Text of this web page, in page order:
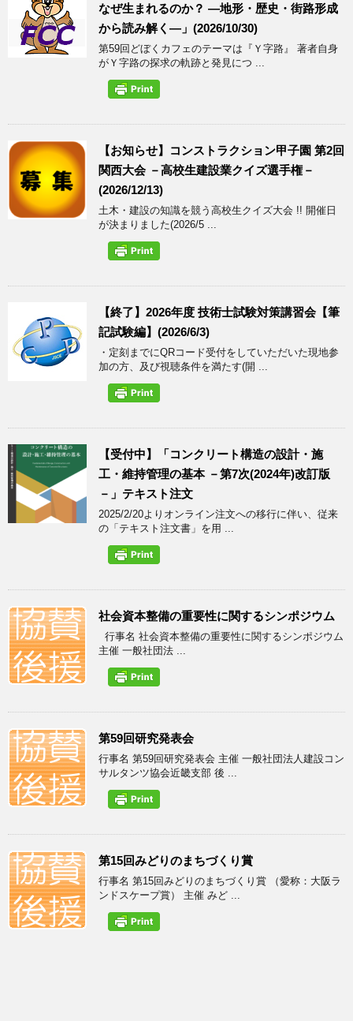
なぜ生まれるのか？ ―地形・歴史・街路形成
から読み解く―」(2026/10/30)
第59回どぼくカフェのテーマは『Ｙ字路』 著者自身
がＹ字路の探求の軌跡と発見につ ...
【お知らせ】コンストラクション甲子園 第2回
関西大会 －高校生建設業クイズ選手権－
(2026/12/13)
土木・建設の知識を競う高校生クイズ大会 !! 開催日
が決まりました(2026/5 ...
【終了】2026年度 技術士試験対策講習会【筆
記試験編】(2026/6/3)
・定刻までにQRコード受付をしていただいた現地参
加の方、及び視聴条件を満たす(開 ...
【受付中】「コンクリート構造の設計・施
工・維持管理の基本 －第7次(2024年)改訂版
－」テキスト注文
2025/2/20よりオンライン注文への移行に伴い、従来
の「テキスト注文書」を用 ...
社会資本整備の重要性に関するシンポジウム
行事名 社会資本整備の重要性に関するシンポジウム
主催 一般社団法 ...
第59回研究発表会
行事名 第59回研究発表会 主催 一般社団法人建設コン
サルタンツ協会近畿支部 後 ...
第15回みどりのまちづくり賞
行事名 第15回みどりのまちづくり賞 （愛称：大阪ラ
ンドスケープ賞） 主催 みど ...